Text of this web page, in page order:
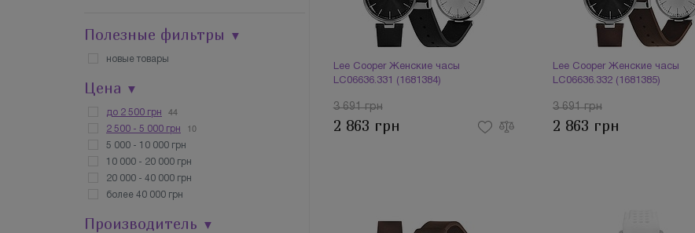
Полезные фильтры ▼
новые товары
Цена ▼
до 2 500 грн 44
2 500 - 5 000 грн 10
5 000 - 10 000 грн
10 000 - 20 000 грн
20 000 - 40 000 грн
более 40 000 грн
Производитель ▼
Lee Cooper Женские часы
LC06636.331 (1681384)
3 691 грн
2 863 грн
Lee Cooper Женские часы
LC06636.332 (1681385)
3 691 грн
2 863 грн